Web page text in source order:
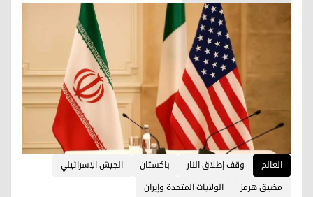
العالم وقف إطلاق النار باكستان
الجيش الإسرائيلي
مضيق هرمز
الولايات المتحدة وإيران